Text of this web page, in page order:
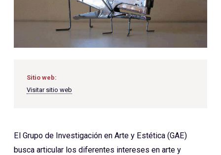
Sitio web:
Visitar sitio web
El Grupo de Investigación en Arte y Estética (GAE)
busca articular los diferentes intereses en arte y